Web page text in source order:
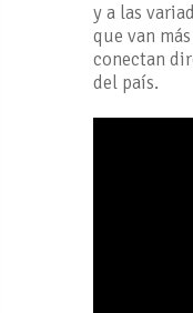
y a las
que van
conectan
del país.